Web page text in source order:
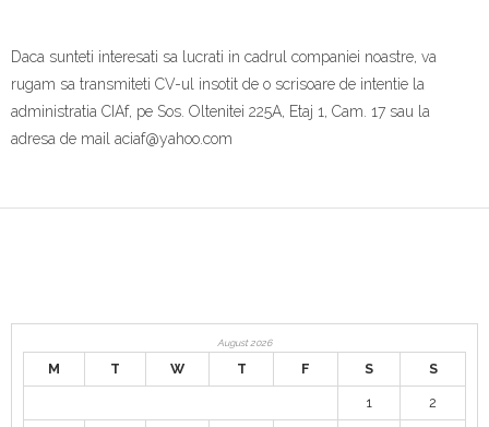
Daca sunteti interesati sa lucrati in cadrul companiei noastre, va
rugam sa transmiteti CV-ul insotit de o scrisoare de intentie la
administratia CIAf, pe Sos. Oltenitei 225A, Etaj 1, Cam. 17 sau la
adresa de mail aciaf@yahoo.com
August 2026
M T W T F S S
1 2